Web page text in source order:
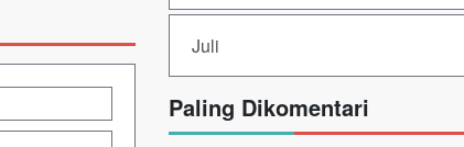
Juli
Paling Dikomentari